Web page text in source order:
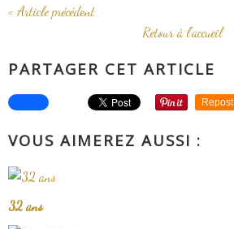
« Article précédent
Retour à l'accueil
PARTAGER CET ARTICLE
Repost
VOUS AIMEREZ AUSSI :
32 ans